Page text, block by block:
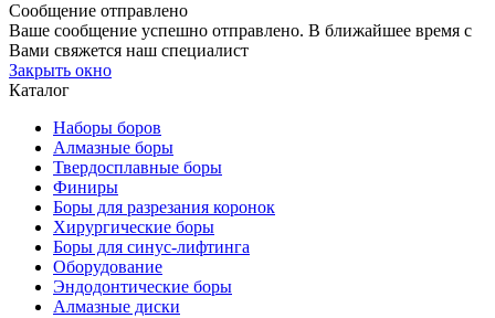
Сообщение отправлено
Ваше сообщение успешно отправлено. В ближайшее время с
Вами свяжется наш специалист
Закрыть окно
Каталог
Наборы боров
Алмазные боры
Твердосплавные боры
Финиры
Боры для разрезания коронок
Хирургические боры
Боры для синус-лифтинга
Оборудование
Эндодонтические боры
Алмазные диски